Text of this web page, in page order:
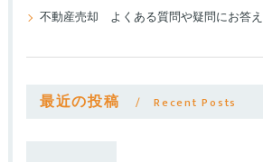
不動産売却 よくある質問や疑問にお答え
最近の投稿 Recent Posts